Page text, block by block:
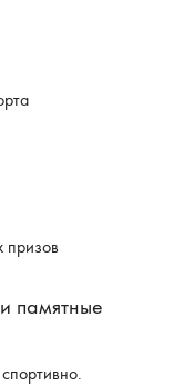
призов
памятные